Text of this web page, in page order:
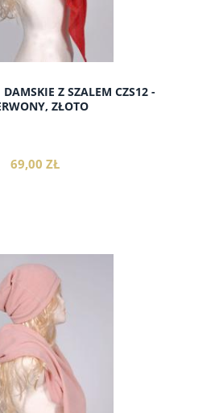
Z SZALEM CZS12 -
ZŁOTO
69,00 ZŁ
do koszyka